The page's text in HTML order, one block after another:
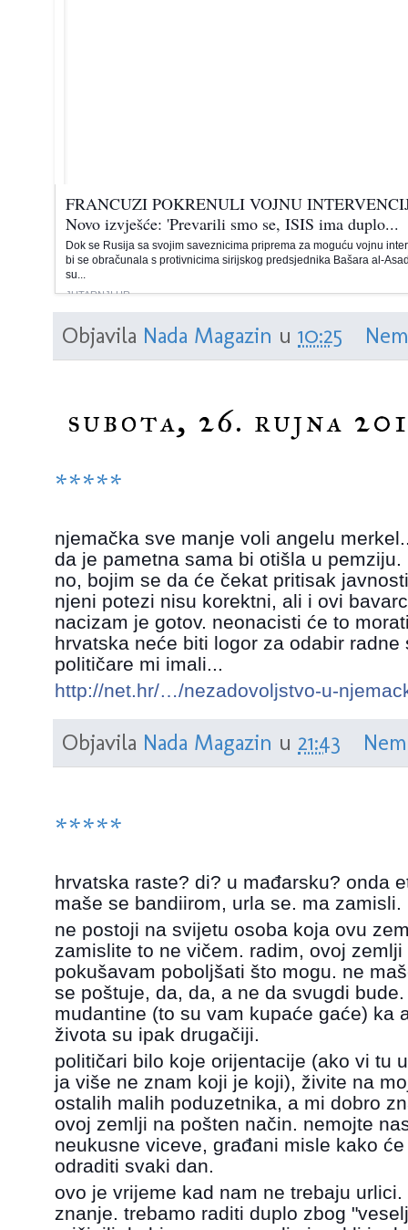
FRANCUZI POKRENULI VOJNU
Novo izvješće: 'Prevarili smo se, ISIS ima duplo...
Dok se Rusija sa svojim saveznicima priprema za moguću vojnu
bi se obračunala s protivnicima sirijskog predsjednika Bašara al-
su...
JUTARNJI.HR
Objavila Nada Magazin u 10:25
subota, 26. rujna
*****
njemačka sve manje voli angelu
da je pametna sama bi otišla u pemziju.
no, bojim se da će čekat pritisak
njeni potezi nisu korektni, ali i ovi
nacizam je gotov. neonacisti će to
hrvatska neće biti logor za odabir
političare mi imali...
http://net.hr/…/nezadovoljstvo-u-
Objavila Nada Magazin u 21:43
*****
hrvatska raste? di? u mađarsku? onda
maše se bandiirom, urla se. ma zamisli.
ne postoji na svijetu osoba koja ovu
zamislite to ne vičem. radim, ovoj
pokušavam poboljšati što mogu. ne
se poštuje, da, da, a ne da svugdi
mudantine (to su vam kupaće gaće) ka
života su ipak drugačiji.
političari bilo koje orijentacije (ako vi tu
ja više ne znam koji je koji), živite na
ostalih malih poduzetnika, a mi dobro
ovoj zemlji na pošten način. nemojte
neukusne viceve, građani misle kako
odraditi svaki dan.
ovo je vrijeme kad nam ne trebaju
znanje. trebamo raditi duplo zbog